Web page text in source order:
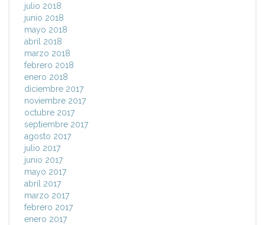
julio 2018
junio 2018
mayo 2018
abril 2018
marzo 2018
febrero 2018
enero 2018
diciembre 2017
noviembre 2017
octubre 2017
septiembre 2017
agosto 2017
julio 2017
junio 2017
mayo 2017
abril 2017
marzo 2017
febrero 2017
enero 2017